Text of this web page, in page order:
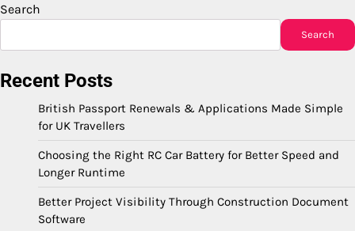
Search
Search
Recent Posts
British Passport Renewals & Applications Made Simple
for UK Travellers
Choosing the Right RC Car Battery for Better Speed and
Longer Runtime
Better Project Visibility Through Construction Document
Software